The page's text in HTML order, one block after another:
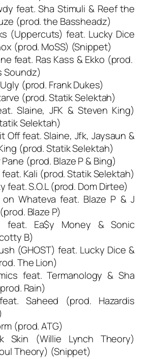
feat. Sha Stimuli & Reef the
(prod. the Bassheadz)
(Uppercuts) feat. Lucky Dice
(prod. MoSS) (Snippet)
feat. Ras Kass & Ekko (prod.
Soundz)
(prod. Frank Dukes)
(prod. Statik Selektah)
Slaine, JFK & Steven King)
Selektah)
Off feat. Slaine, Jfk, Jaysaun &
(prod. Statik Selektah)
(prod. Blaze P & Bing)
feat. Kali (prod. Statik Selektah)
feat. S.O.L (prod. Dom Dirtee)
on Whateva feat. Blaze P & J
Blaze P)
feat. Ea$y Money & Sonic
B)
(GHOST) feat. Lucky Dice &
The Lion)
feat. Termanology & Sha
Rain)
Saheed (prod. Hazardis
(prod. ATG)
Skin (Willie Lynch Theory)
Theory) (Snippet)